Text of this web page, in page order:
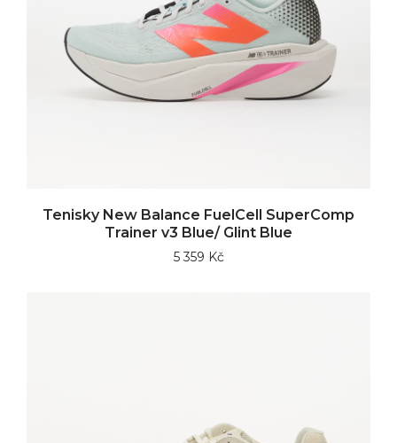
Tenisky New Balance FuelCell SuperComp
Trainer v3 Blue/ Glint Blue
5 359 Kč